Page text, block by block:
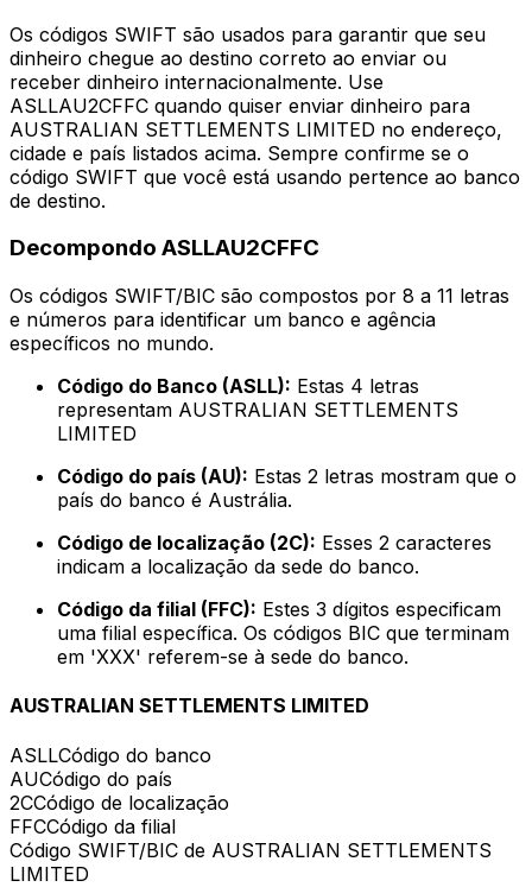
Os códigos SWIFT são usados para garantir que seu
dinheiro chegue ao destino correto ao enviar ou
receber dinheiro internacionalmente. Use
ASLLAU2CFFC quando quiser enviar dinheiro para
AUSTRALIAN SETTLEMENTS LIMITED no endereço,
cidade e país listados acima. Sempre confirme se o
código SWIFT que você está usando pertence ao banco
de destino.
Decompondo ASLLAU2CFFC
Os códigos SWIFT/BIC são compostos por 8 a 11 letras
e números para identificar um banco e agência
específicos no mundo.
Código do Banco (ASLL): Estas 4 letras
representam AUSTRALIAN SETTLEMENTS
LIMITED
Código do país (AU): Estas 2 letras mostram que o
país do banco é Austrália.
Código de localização (2C): Esses 2 caracteres
indicam a localização da sede do banco.
Código da filial (FFC): Estes 3 dígitos especificam
uma filial específica. Os códigos BIC que terminam
em 'XXX' referem-se à sede do banco.
AUSTRALIAN SETTLEMENTS LIMITED
ASLLCódigo do banco
AUCódigo do país
2CCódigo de localização
FFCCódigo da filial
Código SWIFT/BIC de AUSTRALIAN SETTLEMENTS
LIMITED